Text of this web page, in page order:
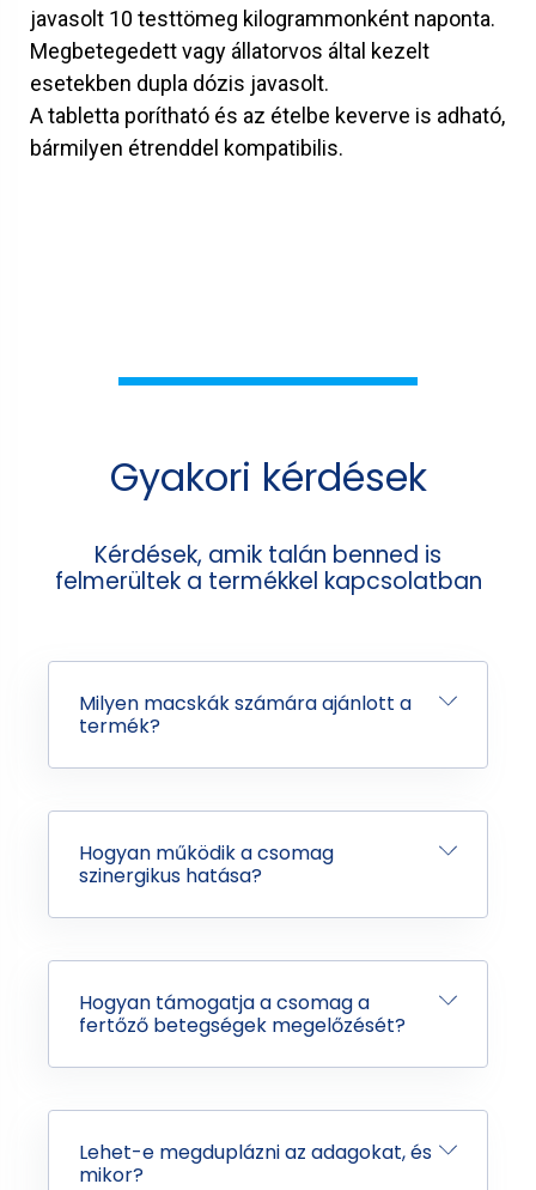
javasolt 10 testtömeg kilogrammonként naponta.
Megbetegedett vagy állatorvos által kezelt
esetekben dupla dózis javasolt.
A tabletta porítható és az ételbe keverve is adható,
bármilyen étrenddel kompatibilis.
Gyakori kérdések
Kérdések, amik talán benned is
felmerültek a termékkel kapcsolatban
Milyen macskák számára ajánlott a
termék?
Hogyan működik a csomag
szinergikus hatása?
Hogyan támogatja a csomag a
fertőző betegségek megelőzését?
Lehet-e megduplázni az adagokat, és
mikor?